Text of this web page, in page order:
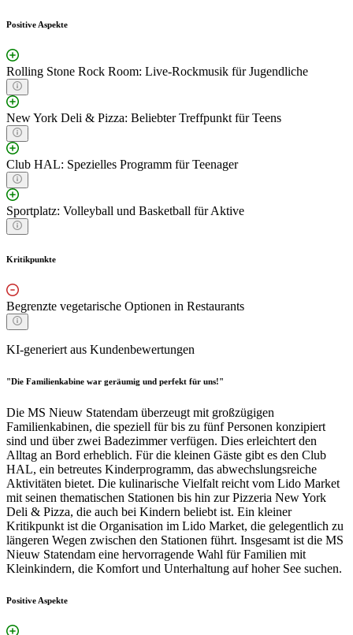
Positive Aspekte
Rolling Stone Rock Room: Live-Rockmusik für Jugendliche
New York Deli & Pizza: Beliebter Treffpunkt für Teens
Club HAL: Spezielles Programm für Teenager
Sportplatz: Volleyball und Basketball für Aktive
Kritikpunkte
Begrenzte vegetarische Optionen in Restaurants
KI-generiert aus Kundenbewertungen
"Die Familienkabine war geräumig und perfekt für uns!"
Die MS Nieuw Statendam überzeugt mit großzügigen
Familienkabinen, die speziell für bis zu fünf Personen konzipiert
sind und über zwei Badezimmer verfügen. Dies erleichtert den
Alltag an Bord erheblich. Für die kleinen Gäste gibt es den Club
HAL, ein betreutes Kinderprogramm, das abwechslungsreiche
Aktivitäten bietet. Die kulinarische Vielfalt reicht vom Lido Market
mit seinen thematischen Stationen bis hin zur Pizzeria New York
Deli & Pizza, die auch bei Kindern beliebt ist. Ein kleiner
Kritikpunkt ist die Organisation im Lido Market, die gelegentlich zu
längeren Wegen zwischen den Stationen führt. Insgesamt ist die MS
Nieuw Statendam eine hervorragende Wahl für Familien mit
Kleinkindern, die Komfort und Unterhaltung auf hoher See suchen.
Positive Aspekte